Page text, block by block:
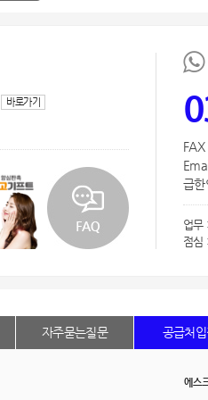
바로가기
급
업무
점심
자주묻는질문 공급처
에스